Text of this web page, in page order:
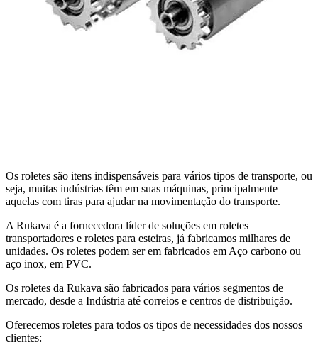
Os roletes são itens indispensáveis para vários tipos de transporte, ou
seja, muitas indústrias têm em suas máquinas, principalmente
aquelas com tiras para ajudar na movimentação do transporte.
A Rukava é a fornecedora líder de soluções em roletes
transportadores e roletes para esteiras, já fabricamos milhares de
unidades. Os roletes podem ser em fabricados em Aço carbono ou
aço inox, em PVC.
Os roletes da Rukava são fabricados para vários segmentos de
mercado, desde a Indústria até correios e centros de distribuição.
Oferecemos roletes para todos os tipos de necessidades dos nossos
clientes: